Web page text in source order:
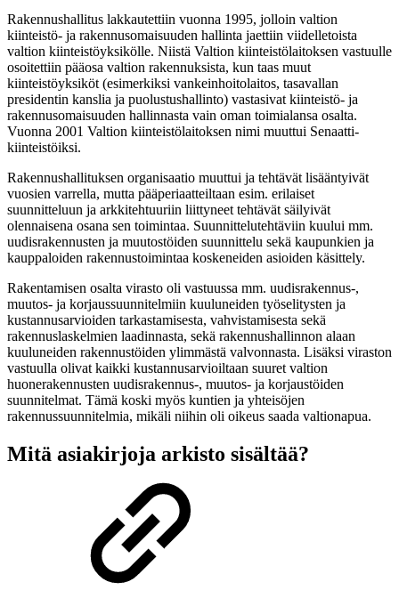
Rakennushallitus lakkautettiin vuonna 1995, jolloin valtion
kiinteistö- ja rakennusomaisuuden hallinta jaettiin viidelletoista
valtion kiinteistöyksikölle. Niistä Valtion kiinteistölaitoksen vastuulle
osoitettiin pääosa valtion rakennuksista, kun taas muut
kiinteistöyksiköt (esimerkiksi vankeinhoitolaitos, tasavallan
presidentin kanslia ja puolustushallinto) vastasivat kiinteistö- ja
rakennusomaisuuden hallinnasta vain oman toimialansa osalta.
Vuonna 2001 Valtion kiinteistölaitoksen nimi muuttui Senaatti-
kiinteistöiksi.
Rakennushallituksen organisaatio muuttui ja tehtävät lisääntyivät
vuosien varrella, mutta pääperiaatteiltaan esim. erilaiset
suunnitteluun ja arkkitehtuuriin liittyneet tehtävät säilyivät
olennaisena osana sen toimintaa. Suunnittelutehtäviin kuului mm.
uudisrakennusten ja muutostöiden suunnittelu sekä kaupunkien ja
kauppaloiden rakennustoimintaa koskeneiden asioiden käsittely.
Rakentamisen osalta virasto oli vastuussa mm. uudisrakennus-,
muutos- ja korjaussuunnitelmiin kuuluneiden työselitysten ja
kustannusarvioiden tarkastamisesta, vahvistamisesta sekä
rakennuslaskelmien laadinnasta, sekä rakennushallinnon alaan
kuuluneiden rakennustöiden ylimmästä valvonnasta. Lisäksi viraston
vastuulla olivat kaikki kustannusarvioiltaan suuret valtion
huonerakennusten uudisrakennus-, muutos- ja korjaustöiden
suunnitelmat. Tämä koski myös kuntien ja yhteisöjen
rakennussuunnitelmia, mikäli niihin oli oikeus saada valtionapua.
Mitä asiakirjoja arkisto sisältää?